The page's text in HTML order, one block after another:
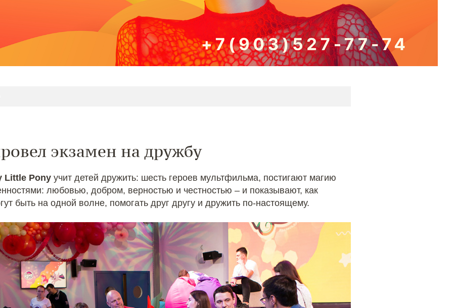
экзамен на дружбу
Little Pony учит детей дружить: шесть героев мультфильма, постигают магию
любовью, добром, верностью и честностью – и показывают, как
быть на одной волне, помогать друг другу и дружить по-настоящему.